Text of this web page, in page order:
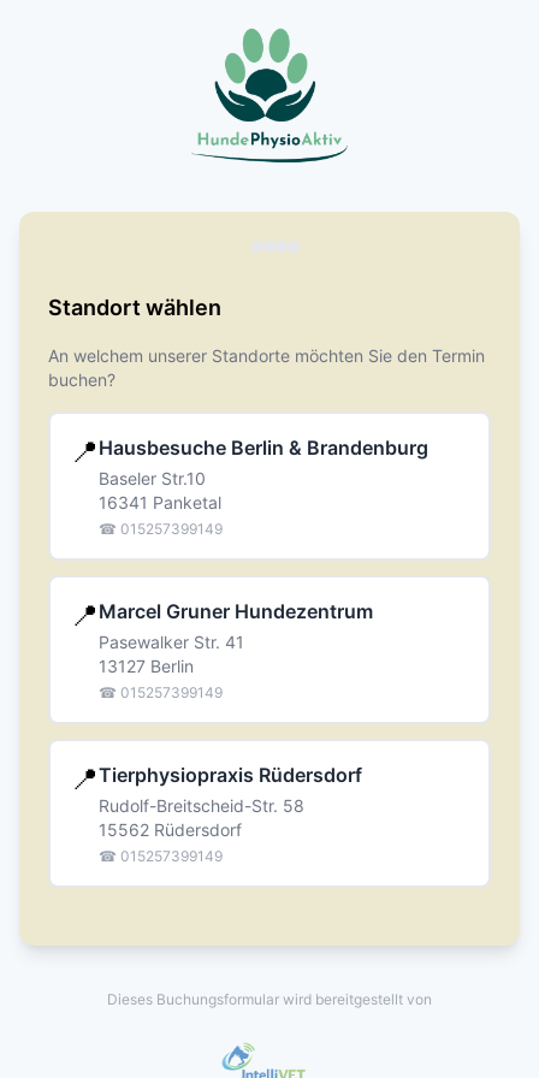
Standort wählen
An welchem unserer Standorte möchten Sie den Termin
buchen?
📍 Hausbesuche Berlin & Brandenburg
Baseler Str.10
16341 Panketal
☎ 015257399149
📍 Marcel Gruner Hundezentrum
Pasewalker Str. 41
13127 Berlin
☎ 015257399149
📍Tierphysiopraxis Rüdersdorf
Rudolf-Breitscheid-Str. 58
15562 Rüdersdorf
☎ 015257399149
Dieses Buchungsformular wird bereitgestellt von